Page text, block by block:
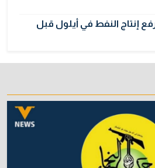
إنتاج النفط في أيلول قبل
بسبب تأخّر دفع رواتب
ارتفاع عدد الإصابات